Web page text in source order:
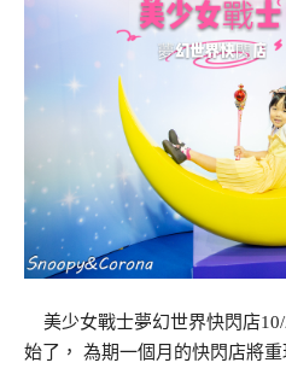
美少女戰士夢幻世界快閃店
始了， 為期一個月的快閃店將